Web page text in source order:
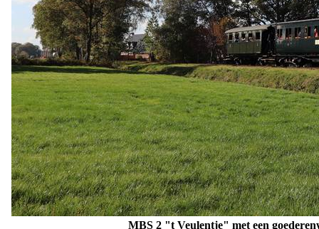
MBS 2 "t Veulentje" met een